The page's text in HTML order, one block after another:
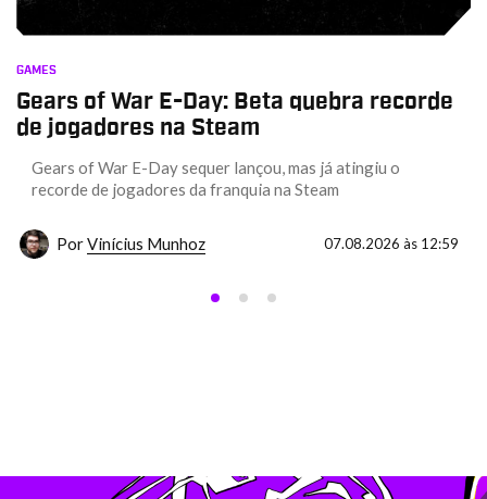
GAMES
Gears of War E-Day: Beta quebra recorde
de jogadores na Steam
Gears of War E-Day sequer lançou, mas já atingiu o
recorde de jogadores da franquia na Steam
PorVinícius Munhoz 07.08.2026 às 12:59